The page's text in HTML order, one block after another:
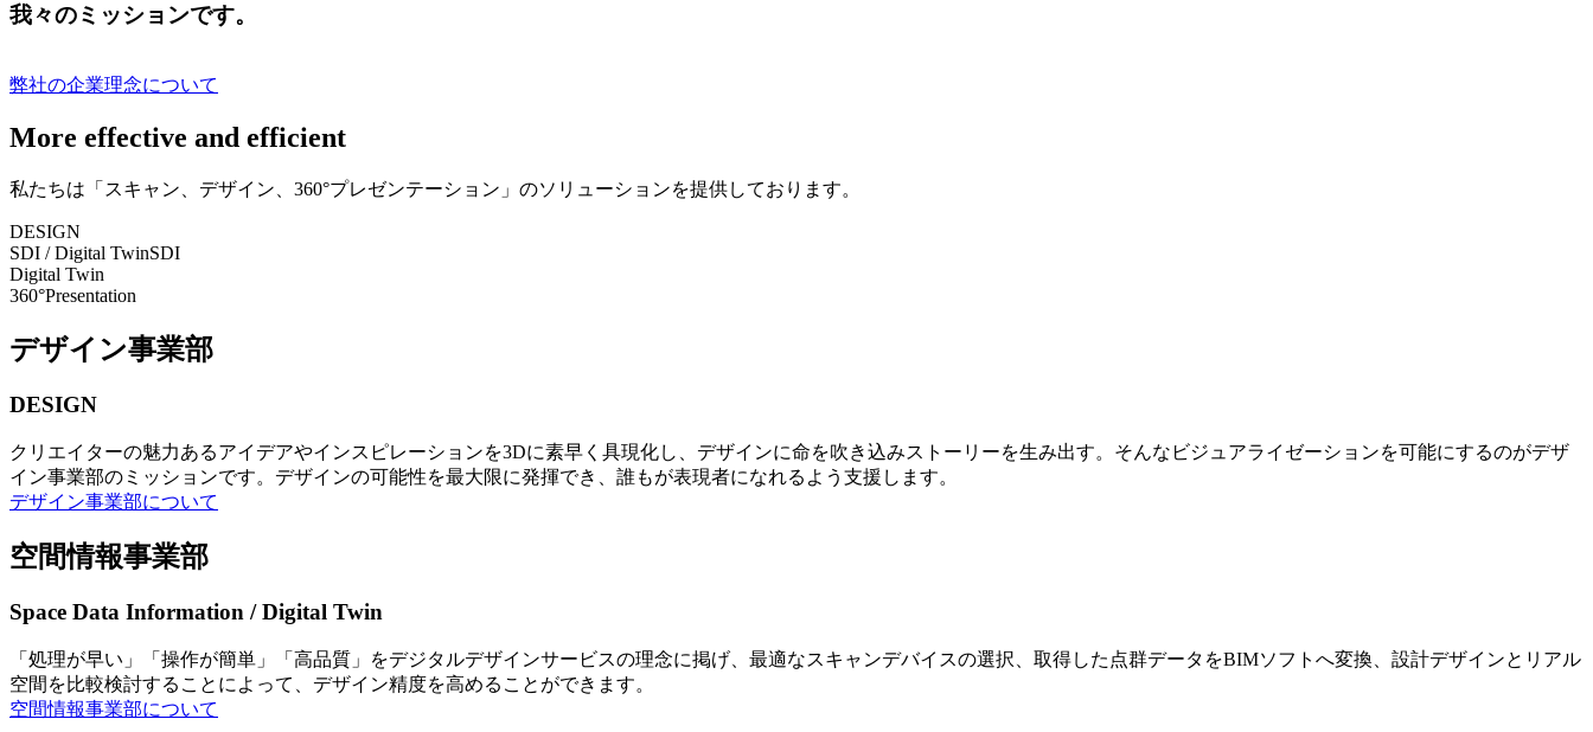
我々のミッションです。
弊社の企業理念について
More effective and efficient
私たちは「スキャン、デザイン、360°プレゼンテーション」のソリューションを提供しております。
DESIGN
SDI / Digital TwinSDI
Digital Twin
360°Presentation
デザイン事業部
DESIGN
クリエイターの魅力あるアイデアやインスピレーションを3Dに素早く具現化し、デザインに命を吹き込みストーリーを生み出す。そんなビジュアライゼーションを可能にするのがデザ
イン事業部のミッションです。デザインの可能性を最大限に発揮でき、誰もが表現者になれるよう支援します。
デザイン事業部について
空間情報事業部
Space Data Information / Digital Twin
「処理が早い」「操作が簡単」「高品質」をデジタルデザインサービスの理念に掲げ、最適なスキャンデバイスの選択、取得した点群データをBIMソフトへ変換、設計デザインとリアル
空間を比較検討することによって、デザイン精度を高めることができます。
空間情報事業部について